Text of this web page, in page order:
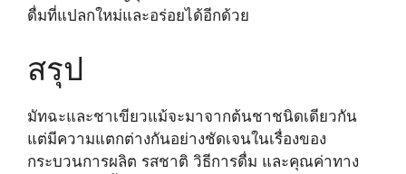
ดื่มที่แปลกใหม่และอร่อยได้อีกด้วย
สรุป
มัทฉะและชาเขียวแม้จะมาจากต้นชาชนิดเดียวกัน
แต่มีความแตกต่างกันอย่างชัดเจนในเรื่องของ
กระบวนการผลิต รสชาติ วิธีการดื่ม และคุณค่าทาง